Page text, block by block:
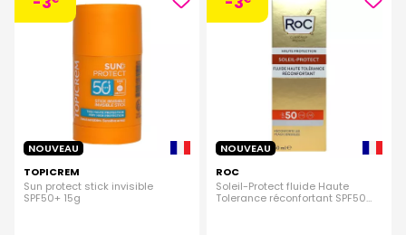
NOUVEAU
TOPICREM
Sun protect stick invisible
SPF50+ 15g
NOUVEAU
ROC
Soleil-Protect fluide Haute
Tolerance réconfortant SPF50